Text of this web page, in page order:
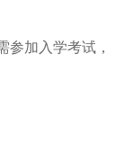
加入学考试，